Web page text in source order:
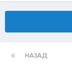
НАЗАД